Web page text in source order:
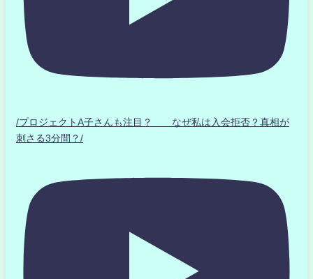
/プロジェクトA子さんも注目？ なぜ私は入会拒否？真相が
刺さる3分間？/